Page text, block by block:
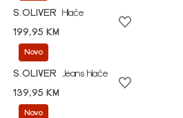
S.OLIVER
Hlače
199,95 KM
Novo
S.OLIVER
Jeans hlače
139,95 KM
Novo